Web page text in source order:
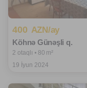
400 AZN/ay
Köhnə Günəşli q.
2 otaqlı ⦁ 80 m²
19 İyun 2024